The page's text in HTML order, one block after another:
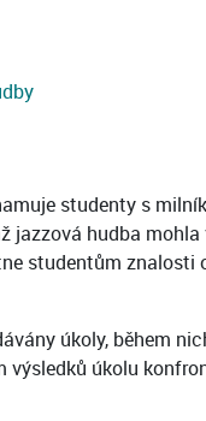
studenty s
jazzová hudba
studentům
úkoly, během
výsledků úkolu